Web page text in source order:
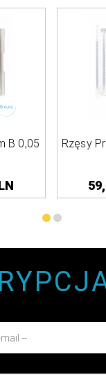
B 0,05
Rzęsy
59,